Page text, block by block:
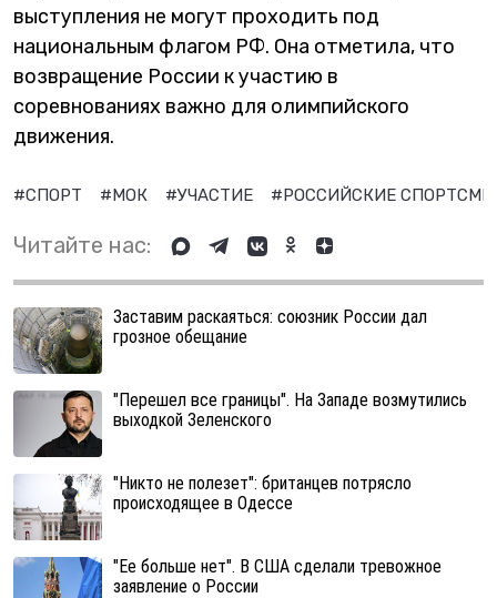
выступления не могут проходить под
национальным флагом РФ. Она отметила, что
возвращение России к участию в
соревнованиях важно для олимпийского
движения.
#СПОРТ #МОК #УЧАСТИЕ #РОССИЙСКИЕ
Читайте нас:
Заставим раскаяться: союзник России дал
грозное обещание
"Перешел все границы". На Западе возмутились
выходкой Зеленского
"Никто не полезет": британцев потрясло
происходящее в Одессе
"Ее больше нет". В США сделали тревожное
заявление о России